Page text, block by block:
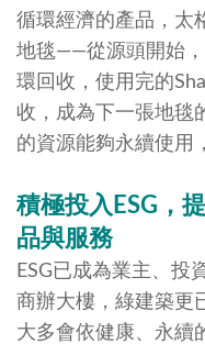
循環經濟的產品，太
地毯——從源頭開始
環回收，使用完的
收，成為下一張地毯
的資源能夠永續使用
積極投入ESG ，
品與服務
ESG已成為業主、投
商辦大樓，綠建築更
大多會依健康、永續